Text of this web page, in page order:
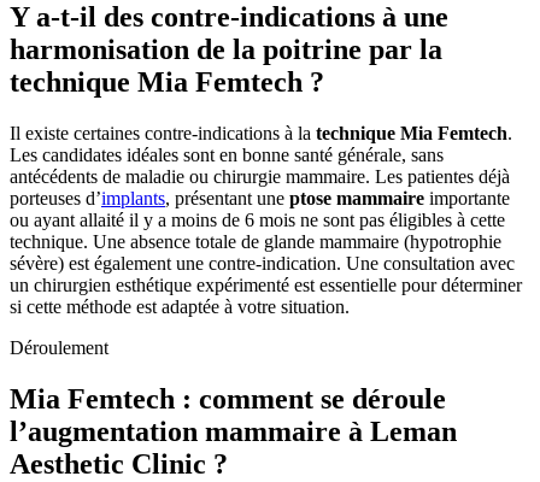
Y a-t-il des contre-indications à une
harmonisation de la poitrine par la
technique Mia Femtech ?
Il existe certaines contre-indications à la technique Mia Femtech.
Les candidates idéales sont en bonne santé générale, sans
antécédents de maladie ou chirurgie mammaire. Les patientes déjà
porteuses d’implants, présentant une ptose mammaire importante
ou ayant allaité il y a moins de 6 mois ne sont pas éligibles à cette
technique. Une absence totale de glande mammaire (hypotrophie
sévère) est également une contre-indication. Une consultation avec
un chirurgien esthétique expérimenté est essentielle pour déterminer
si cette méthode est adaptée à votre situation.
Déroulement
Mia Femtech : comment se déroule
l’augmentation mammaire à Leman
Aesthetic Clinic ?